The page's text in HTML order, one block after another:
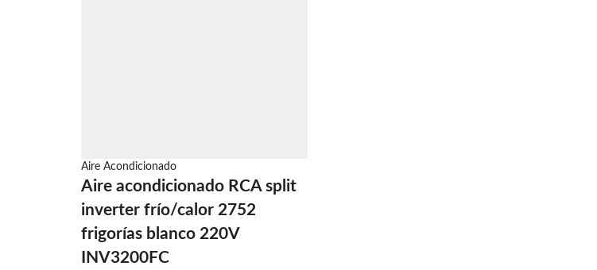
Aire Acondicionado
Aire acondicionado RCA split
inverter frío/calor 2752
frigorías blanco 220V
INV3200FC